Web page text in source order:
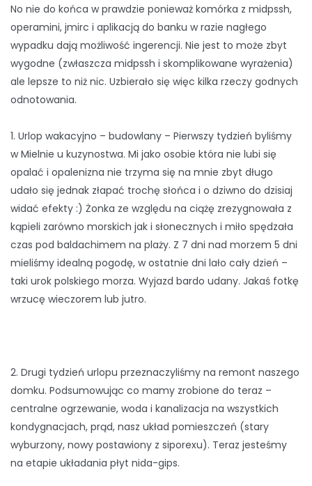
No nie do końca w prawdzie ponieważ komórka z midpssh,
operamini, jmirc i aplikacją do banku w razie nagłego
wypadku dają możliwość ingerencji. Nie jest to może zbyt
wygodne (zwłaszcza midpssh i skomplikowane wyrażenia)
ale lepsze to niż nic. Uzbierało się więc kilka rzeczy godnych
odnotowania.
1. Urlop wakacyjno – budowlany – Pierwszy tydzień byliśmy
w Mielnie u kuzynostwa. Mi jako osobie która nie lubi się
opalać i opalenizna nie trzyma się na mnie zbyt długo
udało się jednak złapać trochę słońca i o dziwno do dzisiaj
widać efekty :) Żonka ze względu na ciążę zrezygnowała z
kąpieli zarówno morskich jak i słonecznych i miło spędzała
czas pod baldachimem na plaży. Z 7 dni nad morzem 5 dni
mieliśmy idealną pogodę, w ostatnie dni lało cały dzień –
taki urok polskiego morza. Wyjazd bardo udany. Jakaś fotkę
wrzucę wieczorem lub jutro.
2. Drugi tydzień urlopu przeznaczyliśmy na remont naszego
domku. Podsumowując co mamy zrobione do teraz –
centralne ogrzewanie, woda i kanalizacja na wszystkich
kondygnacjach, prąd, nasz układ pomieszczeń (stary
wyburzony, nowy postawiony z siporexu). Teraz jesteśmy
na etapie układania płyt nida-gips.